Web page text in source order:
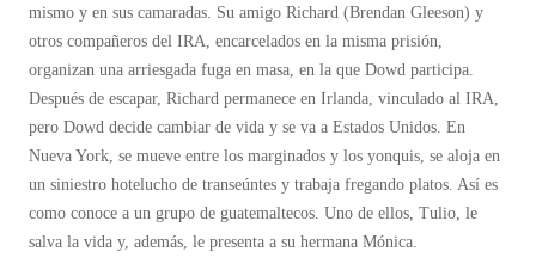
mismo y en sus camaradas. Su amigo Richard (Brendan Gleeson) y
otros compañeros del IRA, encarcelados en la misma prisión,
organizan una arriesgada fuga en masa, en la que Dowd participa.
Después de escapar, Richard permanece en Irlanda, vinculado al IRA,
pero Dowd decide cambiar de vida y se va a Estados Unidos. En
Nueva York, se mueve entre los marginados y los yonquis, se aloja en
un siniestro hotelucho de transeúntes y trabaja fregando platos. Así es
como conoce a un grupo de guatemaltecos. Uno de ellos, Tulio, le
salva la vida y, además, le presenta a su hermana Mónica.